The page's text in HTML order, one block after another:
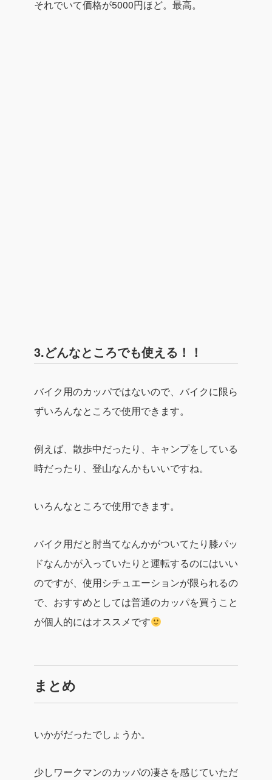
それでいて価格が5000円ほど。最高。
3.どんなところでも使える！！
バイク用のカッパではないので、バイクに限ら
ずいろんなところで使用できます。
例えば、散歩中だったり、キャンプをしている
時だったり、登山なんかもいいですね。
いろんなところで使用できます。
バイク用だと肘当てなんかがついてたり膝パッ
ドなんかが入っていたりと運転するのにはいい
のですが、使用シチュエーションが限られるの
で、おすすめとしては普通のカッパを買うこと
が個人的にはオススメです
まとめ
いかがだったでしょうか。
少しワークマンのカッパの凄さを感じていただ